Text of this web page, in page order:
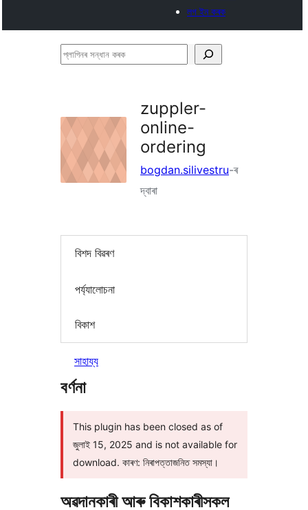
লগ ইন কৰক
প্লাগিনৰ
zuppler-
online-
ordering
bogdan.silivestru-ৰ
দ্বাৰা
বিশদ বিৱৰণ
পৰ্য্যালোচনা
বিকাশ
সাহায্য
বৰ্ণনা
This plugin has been closed as of
জুলাই 15, 2025 and is not available for
download. কাৰণ: নিৰাপত্তাজনিত সমস্যা।
অৱদানকাৰী আৰু বিকাশকাৰীসকল